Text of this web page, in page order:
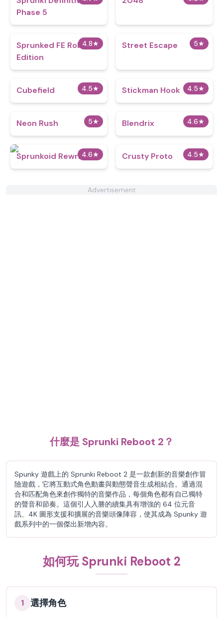
Phase 5
4.8★
Sprunked FE Roblox
Edition
5★
Street Escape
4.5★
Cubefield 4.5★
Stickman Hook
5★
Neon Rush 4.6★
Blendrix
4.6★
Sprunkoid Rewritten 4.5★
Crusty Proto
Advertisement
什麼是 Sprunki Reboot 2？
Spunky 遊戲上的 Sprunki Reboot 2 是一款創新的音樂創作冒
險遊戲，它將互動式角色動畫與動態聲音生成相結合。通過混
合和匹配角色來創作獨特的音樂作品，每個角色都有自己獨特
的聲音和節奏。這個引人入勝的續集具有增強的 64 位元音
訊、4K 圖形支援和擴展的音樂頭像陣容，使其成為 Spunky 遊
戲系列中的一個傑出新增內容。
如何玩 Sprunki Reboot 2
1 選擇角色